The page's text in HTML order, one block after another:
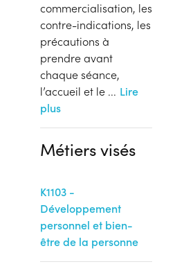
commercialisation, les
contre-indications, les
précautions à
prendre avant
chaque séance,
l’accueil et le ... Lire
plus
Métiers visés
K1103 -
Développement
personnel et bien-
être de la personne